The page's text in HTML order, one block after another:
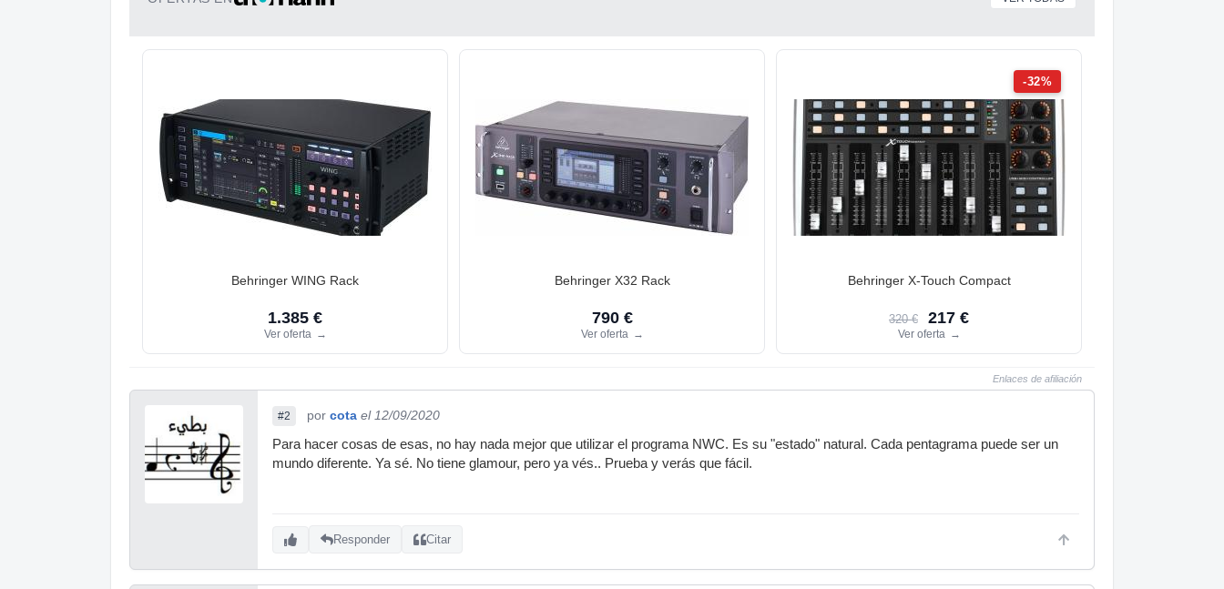
Behringer WING Rack
1.385 €
Ver oferta →
Behringer X32 Rack
790 €
Ver oferta →
-32%
Behringer X-Touch Compact
320 € 217 €
Ver oferta →
Enlaces de afiliación
#2 por cota el 12/09/2020
Para hacer cosas de esas, no hay nada mejor que utilizar el programa NWC. Es su "estado" natural. Cada pentagrama puede ser un
mundo diferente. Ya sé. No tiene glamour, pero ya vés.. Prueba y verás que fácil.
Responder Citar